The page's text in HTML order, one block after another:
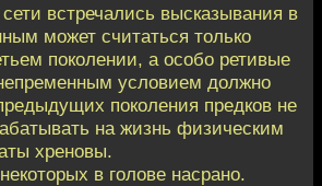
встречались высказывания в
может считаться только
поколении, а особо ретивые
условием должно
поколения предков не
на жизнь физическим
хреновы.
в голове насрано.